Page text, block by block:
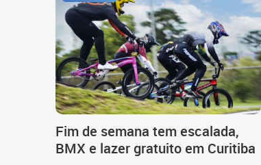
Fim de semana tem escalada,
BMX e lazer gratuito em Curitiba